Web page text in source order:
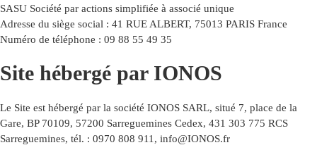
SASU Société par actions simplifiée à associé unique
Adresse du siège social : 41 RUE ALBERT, 75013 PARIS France
Numéro de téléphone : 09 88 55 49 35
Site hébergé par IONOS
Le Site est hébergé par la société IONOS SARL, situé 7, place de la
Gare, BP 70109, 57200 Sarreguemines Cedex, 431 303 775 RCS
Sarreguemines, tél. : 0970 808 911, info@IONOS.fr